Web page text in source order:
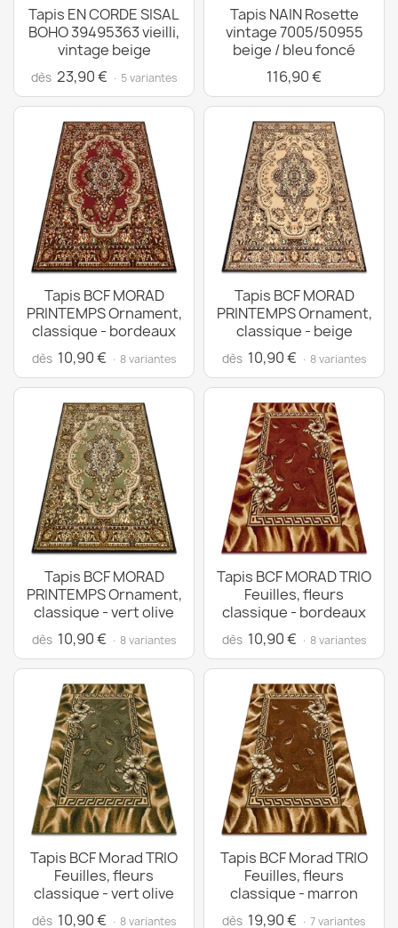
Tapis EN CORDE SISAL
BOHO 39495363 vieilli,
vintage beige
dès 23,90 € · 5 variantes
Tapis NAIN Rosette
vintage 7005/50955
beige / bleu foncé
116,90 €
Tapis BCF MORAD
PRINTEMPS Ornament,
classique - bordeaux
dès 10,90 € · 8 variantes
Tapis BCF MORAD
PRINTEMPS Ornament,
classique - beige
dès 10,90 € · 8 variantes
Tapis BCF MORAD
PRINTEMPS Ornament,
classique - vert olive
dès 10,90 € · 8 variantes
Tapis BCF MORAD TRIO
Feuilles, fleurs
classique - bordeaux
dès 10,90 € · 8 variantes
Tapis BCF Morad TRIO
Feuilles, fleurs
classique - vert olive
dès 10,90 € · 8 variantes
Tapis BCF Morad TRIO
Feuilles, fleurs
classique - marron
dès 19,90 € · 7 variantes